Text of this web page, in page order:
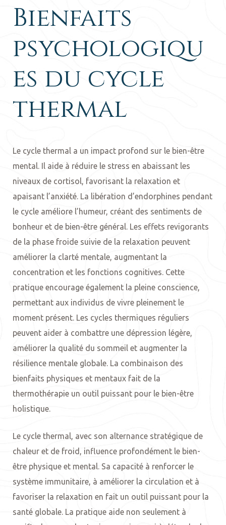
Bienfaits
psychologiqu
es du cycle
thermal
Le cycle thermal a un impact profond sur le bien-être
mental. Il aide à réduire le stress en abaissant les
niveaux de cortisol, favorisant la relaxation et
apaisant l’anxiété. La libération d’endorphines pendant
le cycle améliore l’humeur, créant des sentiments de
bonheur et de bien-être général. Les effets revigorants
de la phase froide suivie de la relaxation peuvent
améliorer la clarté mentale, augmentant la
concentration et les fonctions cognitives. Cette
pratique encourage également la pleine conscience,
permettant aux individus de vivre pleinement le
moment présent. Les cycles thermiques réguliers
peuvent aider à combattre une dépression légère,
améliorer la qualité du sommeil et augmenter la
résilience mentale globale. La combinaison des
bienfaits physiques et mentaux fait de la
thermothérapie un outil puissant pour le bien-être
holistique.
Le cycle thermal, avec son alternance stratégique de
chaleur et de froid, influence profondément le bien-
être physique et mental. Sa capacité à renforcer le
système immunitaire, à améliorer la circulation et à
favoriser la relaxation en fait un outil puissant pour la
santé globale. La pratique aide non seulement à